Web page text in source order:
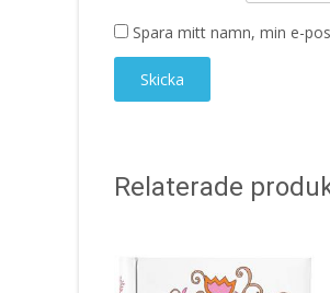
Spara mitt namn, min e-
Relaterade